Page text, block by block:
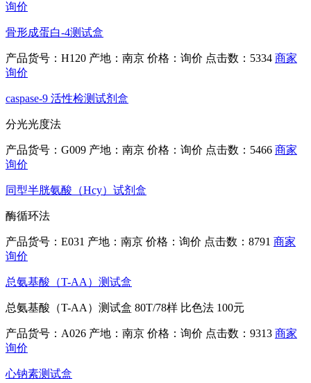
询价
骨形成蛋白-4测试盒
产品货号：H120 产地：南京 价格：询价 点击数：5334 商家
询价
caspase-9 活性检测试剂盒
分光光度法
产品货号：G009 产地：南京 价格：询价 点击数：5466 商家
询价
同型半胱氨酸（Hcy）试剂盒
酶循环法
产品货号：E031 产地：南京 价格：询价 点击数：8791 商家
询价
总氨基酸（T-AA）测试盒
总氨基酸（T-AA）测试盒 80T/78样 比色法 100元
产品货号：A026 产地：南京 价格：询价 点击数：9313 商家
询价
心钠素测试盒